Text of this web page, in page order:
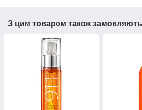
З цим товаром також замовляють